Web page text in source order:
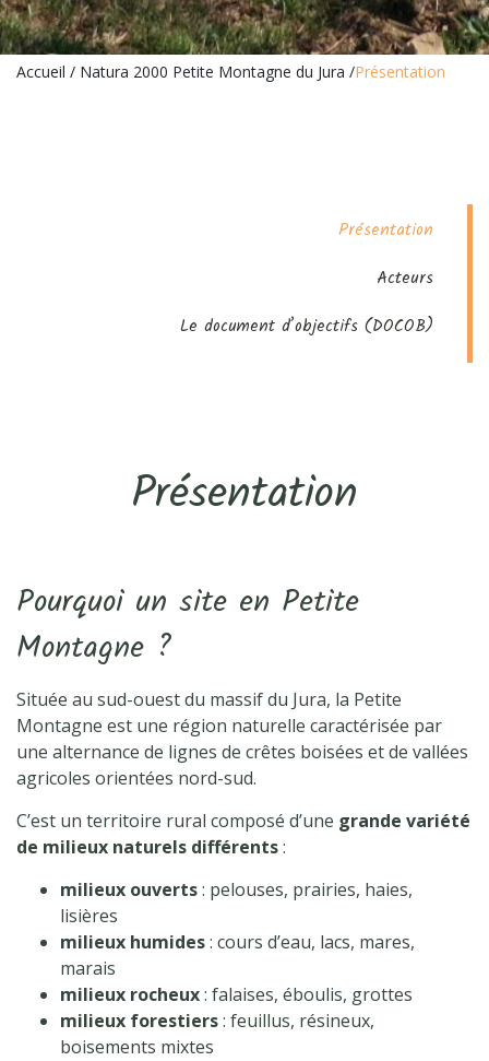
Accueil / Natura 2000 Petite Montagne du Jura /Présentation
Présentation
Acteurs
Le document d’objectifs (DOCOB)
Présentation
Pourquoi un site en Petite
Montagne ?
Située au sud-ouest du massif du Jura, la Petite
Montagne est une région naturelle caractérisée par
une alternance de lignes de crêtes boisées et de vallées
agricoles orientées nord-sud.
C’est un territoire rural composé d’une grande variété
de milieux naturels différents:
milieux ouverts: pelouses, prairies, haies,
lisières
milieux humides: cours d’eau, lacs, mares,
marais
milieux rocheux: falaises, éboulis, grottes
milieux forestiers: feuillus, résineux,
boisements mixtes